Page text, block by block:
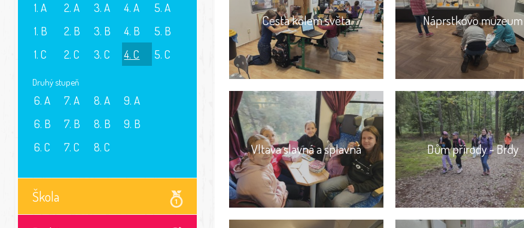
1. A
1. B
1. C
2. A
2. B
2. C
3. A
3. B
3. C
4. A
4. B
4. C
5. A
5. B
5. C
Druhý stupeň
6. A
6. B
6. C
7. A
7. B
7. C
8. A
8. B
8. C
9. A
9. B
Škola
Cesta kolem světa Náprstkovo muzeum
Vltava slavná a splavná Dům přírody - Brdy